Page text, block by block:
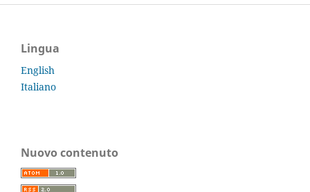
Lingua
English
Italiano
Nuovo contenuto